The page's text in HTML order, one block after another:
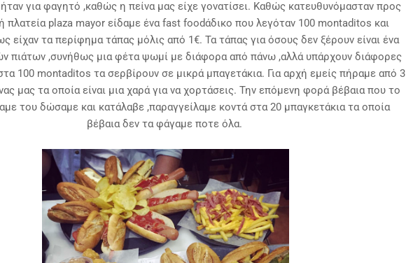
για φαγητό ,καθώς η πείνα μας είχε γονατίσει. Καθώς κατευθυνόμασταν προς
πλατεία plaza mayor είδαμε ένα fast foodάδικο που λεγόταν 100 montaditos και
είχαν τα περίφημα τάπας μόλις από 1€. Τα τάπας για όσους δεν ξέρουν είναι ένα
πιάτων ,συνήθως μια φέτα ψωμί με διάφορα από πάνω ,αλλά υπάρχουν διάφορες
100 montaditos τα σερβίρουν σε μικρά μπαγετάκια. Για αρχή εμείς πήραμε από 3
μας τα οποία είναι μια χαρά για να χορτάσεις. Την επόμενη φορά βέβαια που το
του δώσαμε και κατάλαβε ,παραγγείλαμε κοντά στα 20 μπαγκετάκια τα οποία
βέβαια δεν τα φάγαμε ποτε όλα.